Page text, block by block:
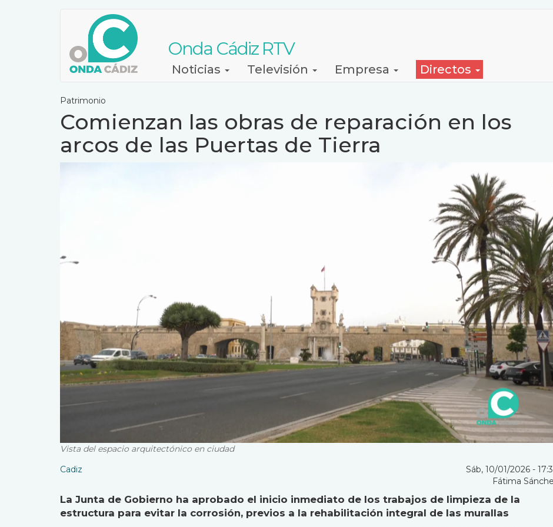
Onda Cádiz RTV
NavegaciónNoticias Televisión Empresa Directos
Patrimonio
Comienzan las obras de reparación en los
arcos de las Puertas de Tierra
Vista del espacio arquitectónico en ciudad
Cadiz
Sáb, 10/01/2026 -
Fátima
La Junta de Gobierno ha aprobado el inicio inmediato de los trabajos de limpieza de la
estructura para evitar la corrosión, previos a la rehabilitación integral de las murallas